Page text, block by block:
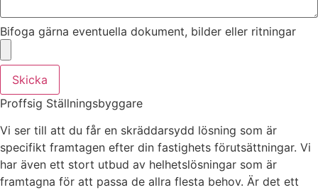
Bifoga gärna eventuella dokument, bilder eller ritningar
Skicka
Proffsig Ställningsbyggare
Vi ser till att du får en skräddarsydd lösning som är
specifikt framtagen efter din fastighets förutsättningar. Vi
har även ett stort utbud av helhetslösningar som är
framtagna för att passa de allra flesta behov. Är det ett